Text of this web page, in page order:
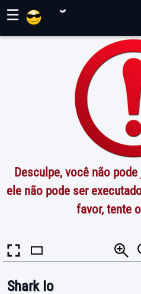
☰
Desculpe, você não
ele não pode ser
favor, tente
Shark Io